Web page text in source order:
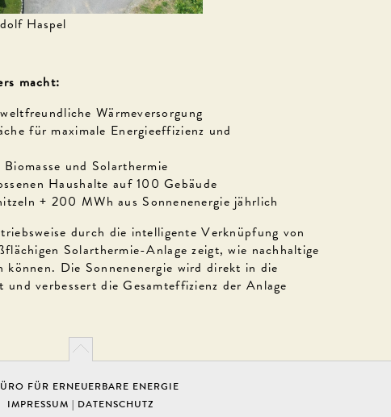
Haspel
macht:
Wärmeversorgung
für maximale Energieeffizienz und
und Solarthermie
Haushalte auf 100 Gebäude
+ 200 MWh aus Sonnenenergie jährlich
durch die intelligente Verknüpfung von
Solarthermie-Anlage zeigt, wie nachhaltige
können. Die Sonnenenergie wird direkt in die
und verbessert die Gesamteffizienz der Anlage
FÜR ERNEUERBARE ENERGIE
IMPRESSUM | DATENSCHUTZ